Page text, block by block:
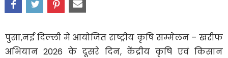
पुसा,नई दिल्ली में आयोजित राष्ट्रीय कृषि सम्मेलन – खरीफ
अभियान 2026 के दूसरे दिन, केंद्रीय कृषि एवं किसान